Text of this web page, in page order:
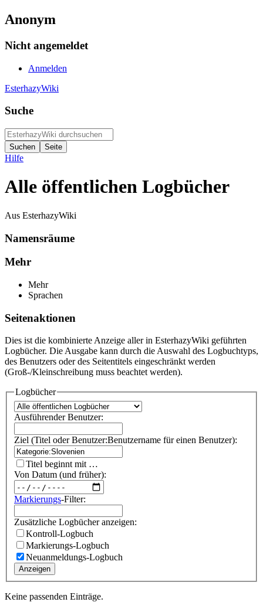
Anonym
Nicht angemeldet
Anmelden
EsterhazyWiki
Suche
Hilfe
Alle öffentlichen Logbücher
Aus EsterhazyWiki
Namensräume
Mehr
Mehr
Sprachen
Seitenaktionen
Dies ist die kombinierte Anzeige aller in EsterhazyWiki geführten
Logbücher. Die Ausgabe kann durch die Auswahl des Logbuchtyps,
des Benutzers oder des Seitentitels eingeschränkt werden
(Groß-/Kleinschreibung muss beachtet werden).
Logbücher
Ausführender Benutzer:
Ziel (Titel oder Benutzer:Benutzername für einen Benutzer):
Titel beginnt mit …
Von Datum (und früher):
Markierungs-Filter:
Zusätzliche Logbücher anzeigen:
Kontroll-Logbuch
Markierungs-Logbuch
Neuanmeldungs-Logbuch
Anzeigen
Keine passenden Einträge.